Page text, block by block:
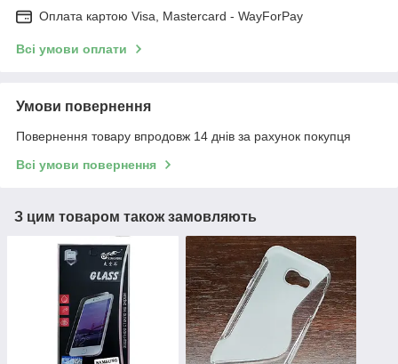
Оплата картою Visa, Mastercard - WayForPay
Всі умови оплати
Умови повернення
Повернення товару впродовж 14 днів за рахунок покупця
Всі умови повернення
З цим товаром також замовляють